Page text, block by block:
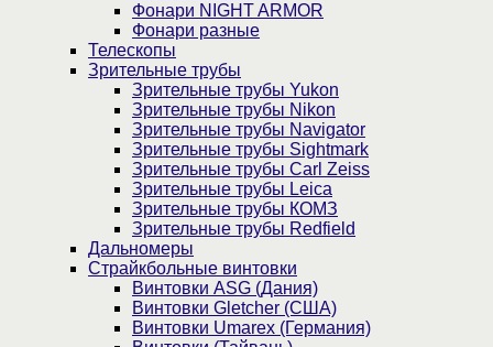
Фонари NIGHT ARMOR
Фонари разные
Телескопы
Зрительные трубы
Зрительные трубы Yukon
Зрительные трубы Nikon
Зрительные трубы Navigator
Зрительные трубы Sightmark
Зрительные трубы Carl Zeiss
Зрительные трубы Leica
Зрительные трубы КОМЗ
Зрительные трубы Redfield
Дальномеры
Страйкбольные винтовки
Винтовки ASG (Дания)
Винтовки Gletcher (США)
Винтовки Umarex (Германия)